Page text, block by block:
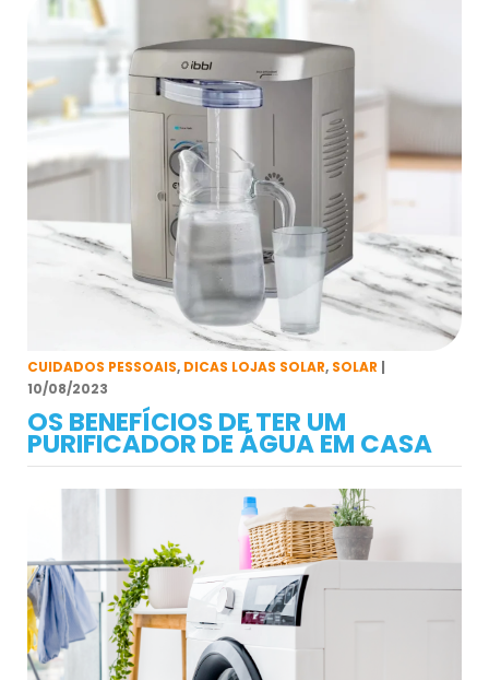
CUIDADOS PESSOAIS, DICAS LOJAS SOLAR, SOLAR |
10/08/2023
OS BENEFÍCIOS DE TER UM
PURIFICADOR DE ÁGUA EM CASA